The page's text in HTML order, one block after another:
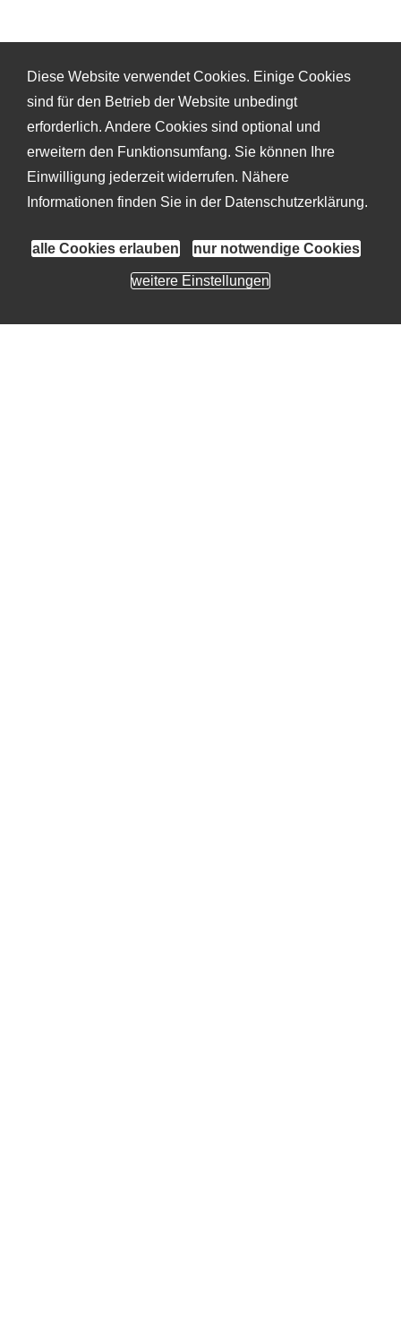
Diese Website verwendet Cookies. Einige Cookies
sind für den Betrieb der Website unbedingt
erforderlich. Andere Cookies sind optional und
erweitern den Funktionsumfang. Sie können Ihre
Einwilligung jederzeit widerrufen. Nähere
Informationen finden Sie in der Datenschutzerklärung.
alle Cookies erlauben nur notwendige Cookies
weitere Einstellungen